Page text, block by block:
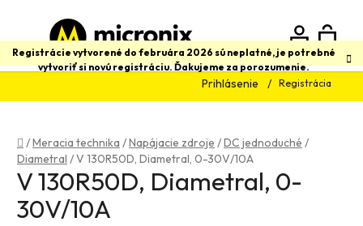
obsah
Registrácie vytvorené do februára 2026 sú neplatné, je potrebné
vytvoriť si novú registráciu. Ďakujeme za porozumenie.
Prihlásenie Registrácia
Hľadať
Domov
/Meracia technika /Napájacie zdroje /DC jednoduché /
Diametral /V 130R50D, Diametral, 0-30V/10A
V 130R50D, Diametral, 0-
30V/10A